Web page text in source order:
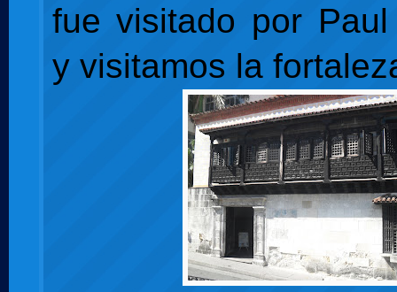
fue visitado por Paul
y visitamos la